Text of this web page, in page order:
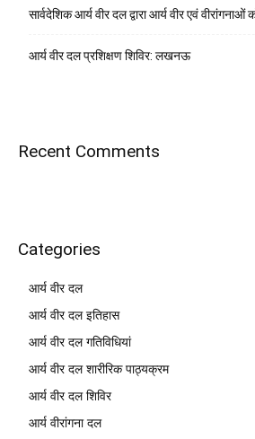
सार्वदेशिक आर्य वीर दल द्वारा आर्य वीर एवं वीरांगनाओं
आर्य वीर दल प्रशिक्षण शिविर: लखनऊ
Recent Comments
Categories
आर्य वीर दल
आर्य वीर दल इतिहास
आर्य वीर दल गतिविधियां
आर्य वीर दल शारीरिक पाठ्यक्रम
आर्य वीर दल शिविर
आर्य वीरांगना दल